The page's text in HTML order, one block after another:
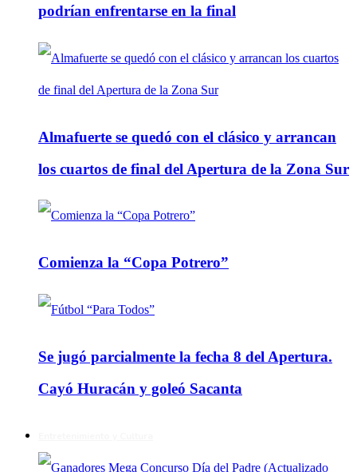
podrían enfrentarse en la final
Almafuerte se quedó con el clásico y arrancan
los cuartos de final del Apertura de la Zona Sur
Comienza la “Copa Potrero”
Se jugó parcialmente la fecha 8 del Apertura.
Cayó Huracán y goleó Sacanta